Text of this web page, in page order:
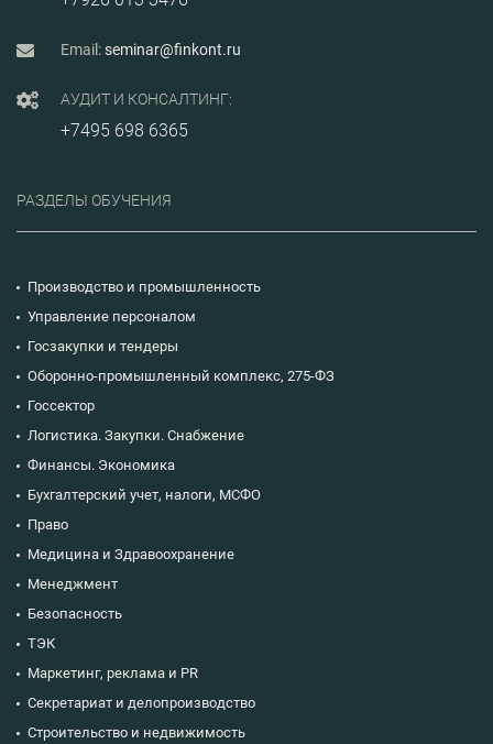
Email:seminar@finkont.ru
АУДИТ И КОНСАЛТИНГ:
+7495 698 6365
РАЗДЕЛЫ ОБУЧЕНИЯ
Производство и промышленность
Управление персоналом
Госзакупки и тендеры
Оборонно-промышленный комплекс, 275-ФЗ
Госсектор
Логистика. Закупки. Снабжение
Финансы. Экономика
Бухгалтерский учет, налоги, МСФО
Право
Медицина и Здравоохранение
Менеджмент
Безопасность
ТЭК
Маркетинг, реклама и PR
Секретариат и делопроизводство
Строительство и недвижимость